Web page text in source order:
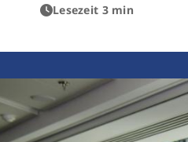
Lesezeit 3 min